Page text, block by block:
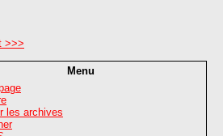
>>>
Menu
les archives